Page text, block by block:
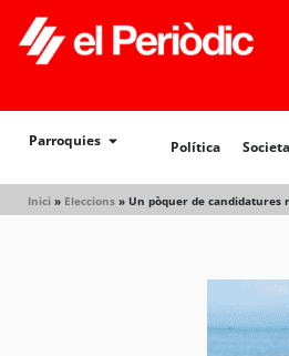
Parroquies Política
Inici » Eleccions » Un pòquer de candidatures
Política Societat